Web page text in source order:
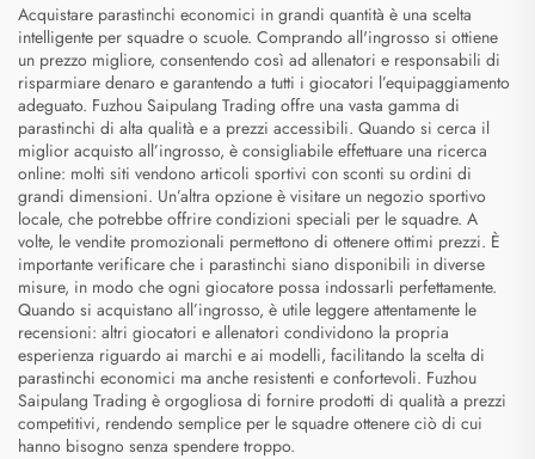
Acquistare parastinchi economici in grandi quantità è una scelta
intelligente per squadre o scuole. Comprando all'ingrosso si ottiene
un prezzo migliore, consentendo così ad allenatori e responsabili di
risparmiare denaro e garantendo a tutti i giocatori l’equipaggiamento
adeguato. Fuzhou Saipulang Trading offre una vasta gamma di
parastinchi di alta qualità e a prezzi accessibili. Quando si cerca il
miglior acquisto all’ingrosso, è consigliabile effettuare una ricerca
online: molti siti vendono articoli sportivi con sconti su ordini di
grandi dimensioni. Un’altra opzione è visitare un negozio sportivo
locale, che potrebbe offrire condizioni speciali per le squadre. A
volte, le vendite promozionali permettono di ottenere ottimi prezzi. È
importante verificare che i parastinchi siano disponibili in diverse
misure, in modo che ogni giocatore possa indossarli perfettamente.
Quando si acquistano all’ingrosso, è utile leggere attentamente le
recensioni: altri giocatori e allenatori condividono la propria
esperienza riguardo ai marchi e ai modelli, facilitando la scelta di
parastinchi economici ma anche resistenti e confortevoli. Fuzhou
Saipulang Trading è orgogliosa di fornire prodotti di qualità a prezzi
competitivi, rendendo semplice per le squadre ottenere ciò di cui
hanno bisogno senza spendere troppo.